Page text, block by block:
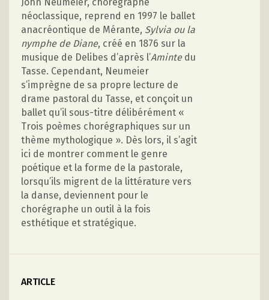
néoclassique, reprend en 1997 le ballet
anacréontique de Mérante, Sylvia ou la
nymphe de Diane, créé en 1876 sur la
musique de Delibes d’après l’Aminte du
Tasse. Cependant, Neumeier
s’imprègne de sa propre lecture de
drame pastoral du Tasse, et conçoit un
ballet qu’il sous-titre délibérément «
Trois poèmes chorégraphiques sur un
thème mythologique ». Dès lors, il s’agit
ici de montrer comment le genre
poétique et la forme de la pastorale,
lorsqu’ils migrent de la littérature vers
la danse, deviennent pour le
chorégraphe un outil à la fois
esthétique et stratégique.
ARTICLE